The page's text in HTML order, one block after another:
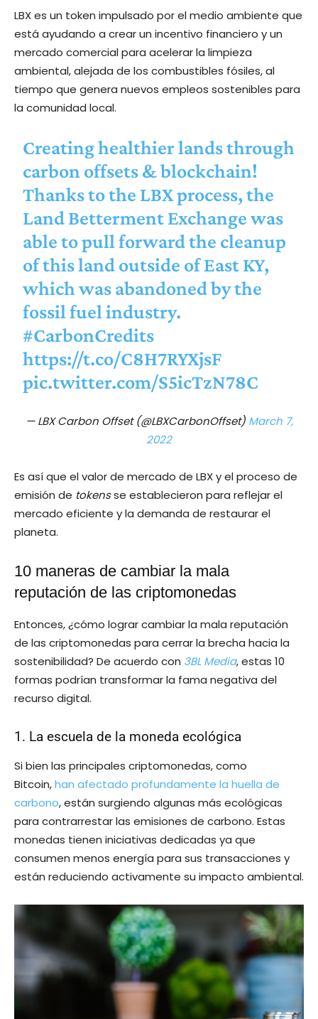
LBX es un token impulsado por el medio ambiente que
está ayudando a crear un incentivo financiero y un
mercado comercial para acelerar la limpieza
ambiental, alejada de los combustibles fósiles, al
tiempo que genera nuevos empleos sostenibles para
la comunidad local.
Creating healthier lands through
carbon offsets & blockchain!
Thanks to the LBX process, the
Land Betterment Exchange was
able to pull forward the cleanup
of this land outside of East KY,
which was abandoned by the
fossil fuel industry.
#CarbonCredits
https://t.co/C8H7RYXjsF
pic.twitter.com/S5icTzN78C
— LBX Carbon Offset (@LBXCarbonOffset) March 7,
2022
Es así que el valor de mercado de LBX y el proceso de
emisión de tokensse establecieron para reflejar el
mercado eficiente y la demanda de restaurar el
planeta.
10 maneras de cambiar la mala
reputación de las criptomonedas
Entonces, ¿cómo lograr cambiar la mala reputación
de las criptomonedas para cerrar la brecha hacia la
sostenibilidad? De acuerdo con 3BL Media, estas 10
formas podrían transformar la fama negativa del
recurso digital.
1. La escuela de la moneda ecológica
Si bien las principales criptomonedas, como
Bitcoin,han afectado profundamente la huella de
carbono, están surgiendo algunas más ecológicas
para contrarrestar las emisiones de carbono. Estas
monedas tienen iniciativas dedicadas ya que
consumen menos energía para sus transacciones y
están reduciendo activamente su impacto ambiental.